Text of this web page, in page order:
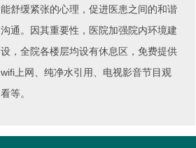
能舒缓紧张的心理，促进医患之间的和谐
沟通。因其重要性，医院加强院内环境建
设，全院各楼层均设有休息区，免费提供
wifi上网、纯净水引用、电视影音节目观
看等。